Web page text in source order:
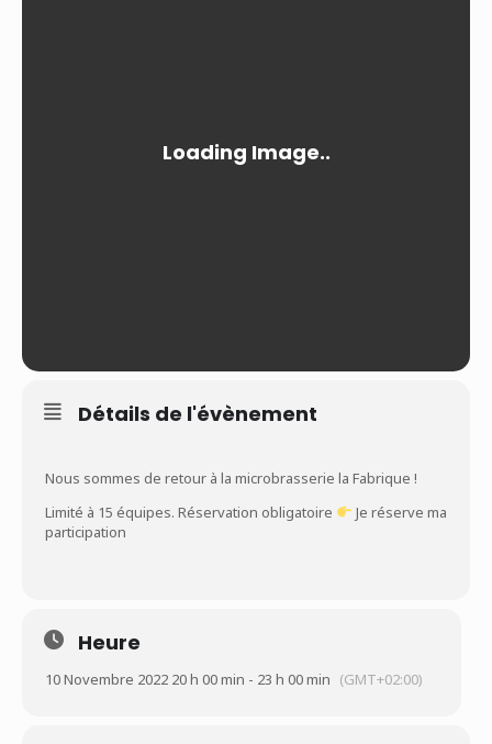
Détails de l'évènement
Nous sommes de retour à la microbrasserie la Fabrique !
Limité à 15 équipes. Réservation obligatoire
Je réserve ma
participation
Heure
10 Novembre 2022 20 h 00 min - 23 h 00 min (GMT+02:00)